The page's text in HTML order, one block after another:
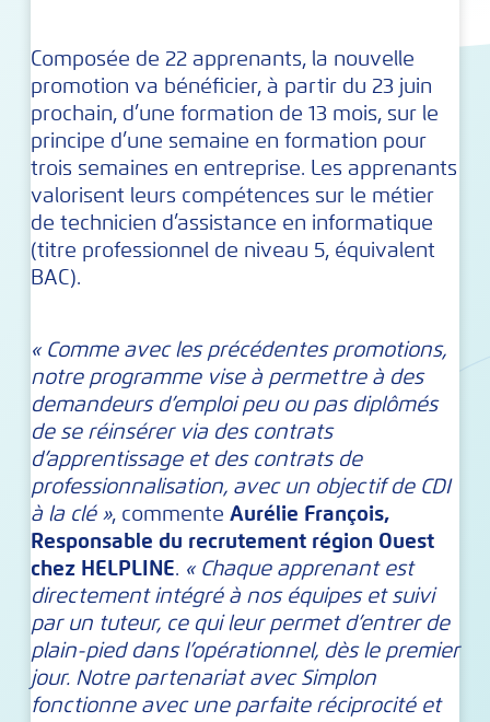
Composée de 22 apprenants, la nouvelle
promotion va bénéficier, à partir du 23 juin
prochain, d’une formation de 13 mois, sur le
principe d’une semaine en formation pour
trois semaines en entreprise. Les apprenants
valorisent leurs compétences sur le métier
de technicien d’assistance en informatique
(titre professionnel de niveau 5, équivalent
BAC).
« Comme avec les précédentes promotions,
notre programme vise à permettre à des
demandeurs d’emploi peu ou pas diplômés
de se réinsérer via des contrats
d’apprentissage et des contrats de
professionnalisation, avec un objectif de CDI
à la clé », commente Aurélie François,
Responsable du recrutement région Ouest
chez HELPLINE. « Chaque apprenant est
directement intégré à nos équipes et suivi
par un tuteur, ce qui leur permet d’entrer de
plain-pied dans l’opérationnel, dès le premier
jour. Notre partenariat avec Simplon
fonctionne avec une parfaite réciprocité et